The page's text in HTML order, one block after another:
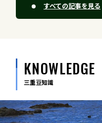
すべての記事を見る
KNOWLEDGE
三重豆知識